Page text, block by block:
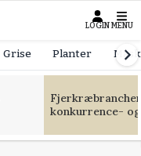
LOGIN MENU
Grise Planter
konkurrence-